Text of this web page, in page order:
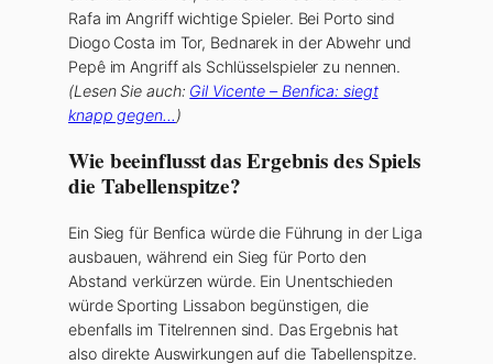
Rafa im Angriff wichtige Spieler. Bei Porto sind
Diogo Costa im Tor, Bednarek in der Abwehr und
Pepê im Angriff als Schlüsselspieler zu nennen.
(Lesen Sie auch: Gil Vicente – Benfica: siegt
knapp gegen…)
Wie beeinflusst das Ergebnis des Spiels
die Tabellenspitze?
Ein Sieg für Benfica würde die Führung in der Liga
ausbauen, während ein Sieg für Porto den
Abstand verkürzen würde. Ein Unentschieden
würde Sporting Lissabon begünstigen, die
ebenfalls im Titelrennen sind. Das Ergebnis hat
also direkte Auswirkungen auf die Tabellenspitze.